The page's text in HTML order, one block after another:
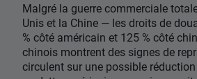
Malgré la guerre commerciale
Unis et la Chine — les droits de
% côté américain et 125 % côté
chinois montrent des signes de
circulent sur une possible